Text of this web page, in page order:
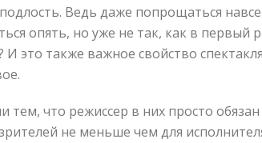
Ведь даже попрощаться
опять, но уже не так, как в первый
это также важное свойство
что режиссер в них просто
не меньше чем для